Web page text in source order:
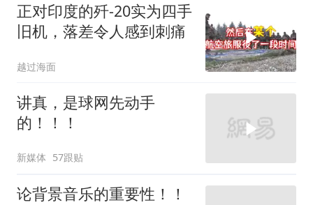
正对印度的歼-20实为四手
旧机，落差令人感到刺痛
越过海面
讲真，是球网先动手
的！！！
新媒体 57跟贴
论背景音乐的重要性！！